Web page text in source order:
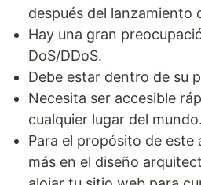
después del lanzamiento
Hay una gran
DoS/DDoS.
Debe estar dentro de su
Necesita ser accesible
cualquier lugar del mundo.
Para el propósito de
más en el diseño